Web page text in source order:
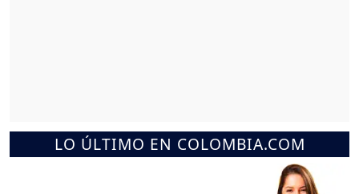
LO ÚLTIMO EN COLOMBIA.COM